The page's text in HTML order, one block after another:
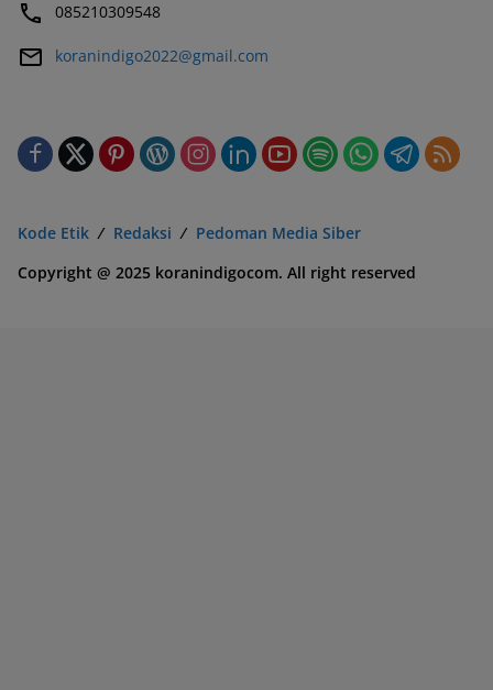
085210309548
koranindigo2022@gmail.com
Kode Etik Redaksi
Pedoman Media Siber
Copyright @ 2025 koranindigocom. All right reserved